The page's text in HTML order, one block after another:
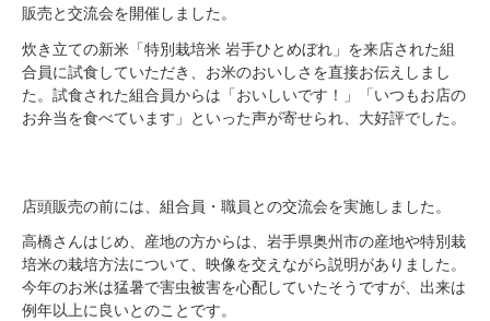
販売と交流会を開催しました。
炊き立ての新米「特別栽培米 岩手ひとめぼれ」を来店された組
合員に試食していただき、お米のおいしさを直接お伝えしまし
た。試食された組合員からは「おいしいです！」「いつもお店の
お弁当を食べています」といった声が寄せられ、大好評でした。
店頭販売の前には、組合員・職員との交流会を実施しました。
高橋さんはじめ、産地の方からは、岩手県奥州市の産地や特別栽
培米の栽培方法について、映像を交えながら説明がありました。
今年のお米は猛暑で害虫被害を心配していたそうですが、出来は
例年以上に良いとのことです。